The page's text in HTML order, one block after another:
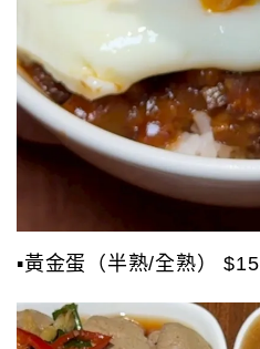
▪️黃金蛋（半熟/全熟） $15